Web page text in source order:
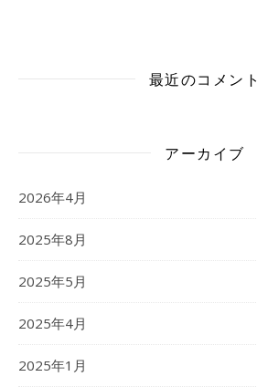
最近のコメント
アーカイブ
2026年4月
2025年8月
2025年5月
2025年4月
2025年1月